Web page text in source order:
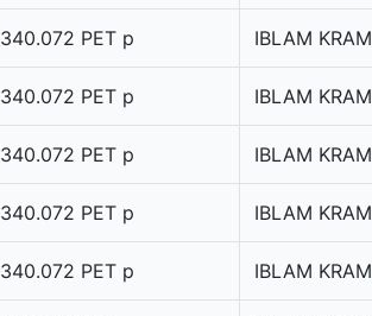
340.072 PET p IBLAM
340.072 PET p IBLAM
340.072 PET p IBLAM
340.072 PET p IBLAM
340.072 PET p IBLAM